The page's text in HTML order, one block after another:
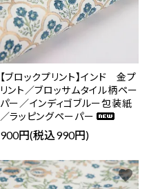
【ブロックプリント】インド 金プ
リント／ブロッサムタイル柄ペー
パー／インディゴブルー包装紙
／ラッピングペーパー
900円(税込990円)
favorite